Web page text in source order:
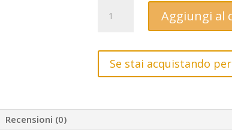
Gérard
O.P.
Una
vita
la
storia
Aggiungi al
Se stai acquistando
Recensioni (0)